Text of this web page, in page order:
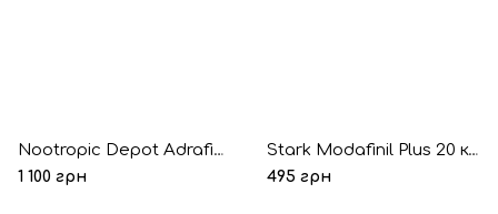
Nootropic Depot Adrafinil 300mg 30caps
1 100 грн
Stark Modafinil Plus 20 капсул — ноотропный комплекс
495 грн